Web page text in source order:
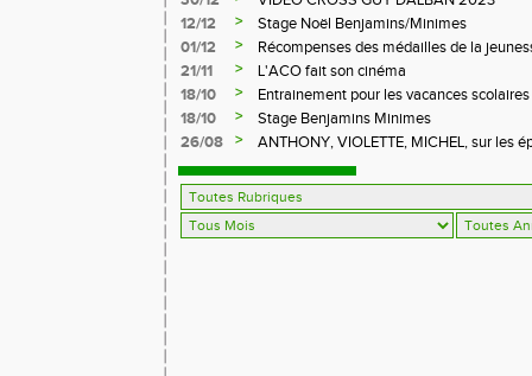
12/12
>
Stage Noël Benjamins/Minimes
01/12
>
Récompenses des médailles de la
21/11
>
L'ACO fait son cinéma
18/10
>
Entrainement pour les vacances scolaires
18/10
>
Stage Benjamins Minimes
26/08
>
ANTHONY, VIOLETTE, MICHEL, sur les